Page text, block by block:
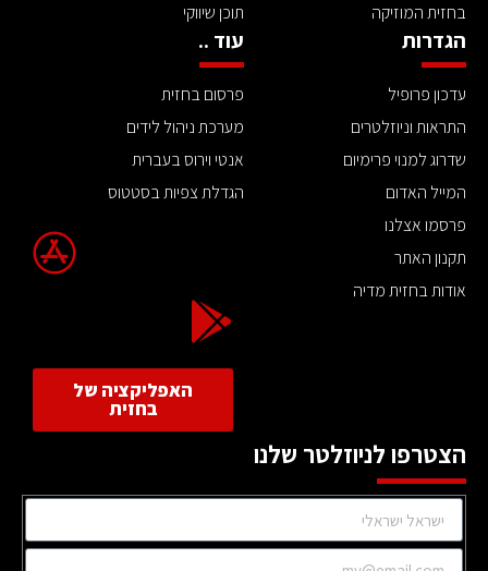
בחזית המוזיקה
תוכן שיווקי
הגדרות
עדכון פרופיל
התראות וניוזלטרים
שדרוג למנוי פרימיום
המייל האדום
פרסמו אצלנו
תקנון האתר
אודות בחזית מדיה
עוד ..
פרסום בחזית
מערכת ניהול לידים
אנטי וירוס בעברית
הגדלת צפיות בסטטוס
האפליקציה של
בחזית
הצטרפו לניוזלטר שלנו